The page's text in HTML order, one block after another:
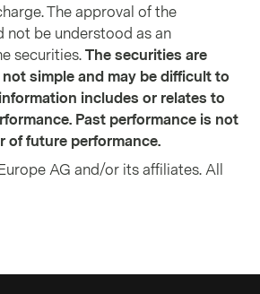
The approval of the
not be understood as an
securities. The securities are
simple and may be difficult to
includes or relates to
Past performance is not
of future performance.
AG and/or its affiliates. All